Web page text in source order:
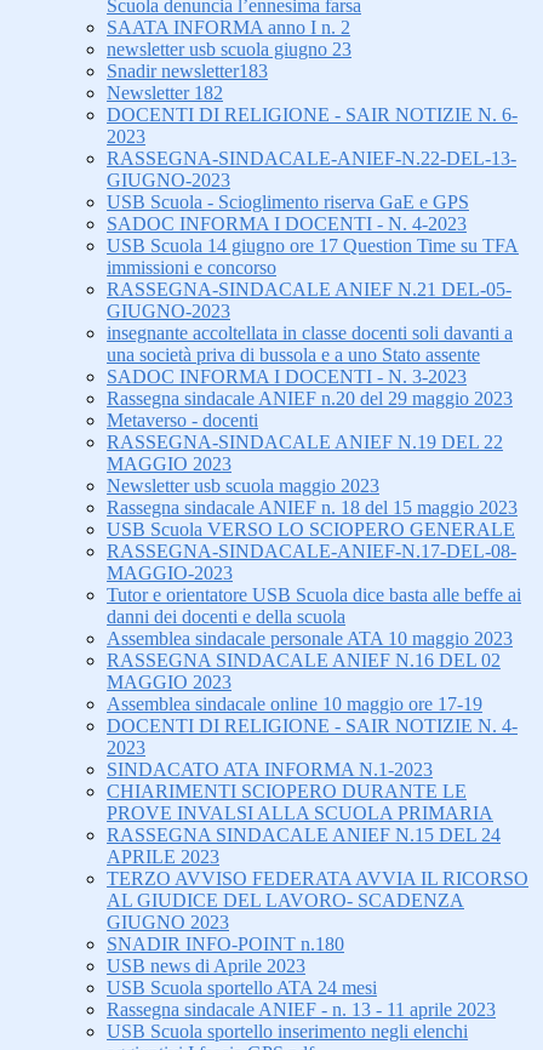
Scuola denuncia l’ennesima farsa
SAATA INFORMA anno I n. 2
newsletter usb scuola giugno 23
Snadir newsletter183
Newsletter 182
DOCENTI DI RELIGIONE - SAIR NOTIZIE N. 6-
2023
RASSEGNA-SINDACALE-ANIEF-N.22-DEL-13-
GIUGNO-2023
USB Scuola - Scioglimento riserva GaE e GPS
SADOC INFORMA I DOCENTI - N. 4-2023
USB Scuola 14 giugno ore 17 Question Time su TFA
immissioni e concorso
RASSEGNA-SINDACALE ANIEF N.21 DEL-05-
GIUGNO-2023
insegnante accoltellata in classe docenti soli davanti a
una società priva di bussola e a uno Stato assente
SADOC INFORMA I DOCENTI - N. 3-2023
Rassegna sindacale ANIEF n.20 del 29 maggio 2023
Metaverso - docenti
RASSEGNA-SINDACALE ANIEF N.19 DEL 22
MAGGIO 2023
Newsletter usb scuola maggio 2023
Rassegna sindacale ANIEF n. 18 del 15 maggio 2023
USB Scuola VERSO LO SCIOPERO GENERALE
RASSEGNA-SINDACALE-ANIEF-N.17-DEL-08-
MAGGIO-2023
Tutor e orientatore USB Scuola dice basta alle beffe ai
danni dei docenti e della scuola
Assemblea sindacale personale ATA 10 maggio 2023
RASSEGNA SINDACALE ANIEF N.16 DEL 02
MAGGIO 2023
Assemblea sindacale online 10 maggio ore 17-19
DOCENTI DI RELIGIONE - SAIR NOTIZIE N. 4-
2023
SINDACATO ATA INFORMA N.1-2023
CHIARIMENTI SCIOPERO DURANTE LE
PROVE INVALSI ALLA SCUOLA PRIMARIA
RASSEGNA SINDACALE ANIEF N.15 DEL 24
APRILE 2023
TERZO AVVISO FEDERATA AVVIA IL RICORSO
AL GIUDICE DEL LAVORO- SCADENZA
GIUGNO 2023
SNADIR INFO-POINT n.180
USB news di Aprile 2023
USB Scuola sportello ATA 24 mesi
Rassegna sindacale ANIEF - n. 13 - 11 aprile 2023
USB Scuola sportello inserimento negli elenchi